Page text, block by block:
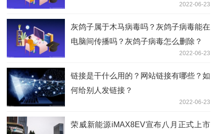
2022-06-23
灰鸽子属于木马病毒吗？灰鸽子病毒能在
电脑间传播吗？灰鸽子病毒怎么删除？
2022-06-23
链接是干什么用的？网站链接有哪些？如
何给别人发链接？
2022-06-23
荣威新能源iMAX8EV宣布八月正式上市